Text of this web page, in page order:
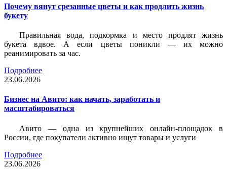
Почему вянут срезанные цветы и как продлить жизнь
букету
Правильная вода, подкормка и место продлят жизнь
букета вдвое. А если цветы поникли — их можно
реанимировать за час.
Подробнее
23.06.2026
Бизнес на Авито: как начать, заработать и
масштабироваться
Авито — одна из крупнейших онлайн-площадок в
России, где покупатели активно ищут товары и услуги
Подробнее
23.06.2026